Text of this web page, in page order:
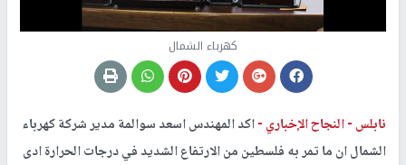
كهرباء الشمال
نابلس -النجاح الإخباري -اكد المهندس اسعد سوالمة مدير شركة كهرباء
الشمال ان ما تمر به فلسطين من الارتفاع الشديد في درجات الحرارة ادى